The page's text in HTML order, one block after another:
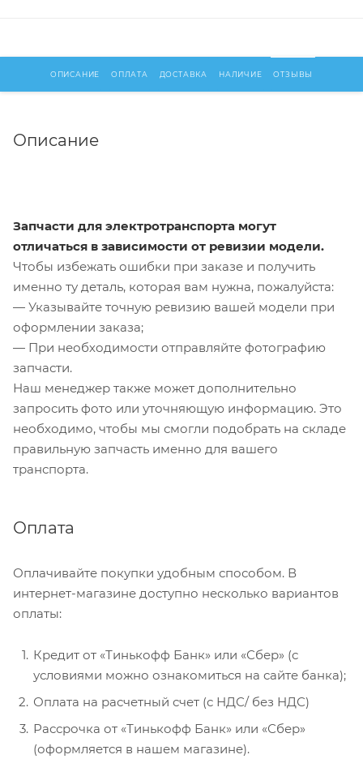
ОПИСАНИЕ ОПЛАТА ДОСТАВКА НАЛИЧИЕ ОТЗЫВЫ
Описание
Запчасти для электротранспорта могут
отличаться в зависимости от ревизии модели.
Чтобы избежать ошибки при заказе и получить
именно ту деталь, которая вам нужна, пожалуйста:
— Указывайте точную ревизию вашей модели при
оформлении заказа;
— При необходимости отправляйте фотографию
запчасти.
Наш менеджер также может дополнительно
запросить фото или уточняющую информацию. Это
необходимо, чтобы мы смогли подобрать на складе
правильную запчасть именно для вашего
транспорта.
Оплата
Оплачивайте покупки удобным способом. В
интернет-магазине доступно несколько вариантов
оплаты:
Кредит от «Тинькофф Банк» или «Сбер» (с
условиями можно ознакомиться на сайте банка);
Оплата на расчетный счет (с НДС/ без НДС)
Рассрочка от «Тинькофф Банк» или «Сбер»
(оформляется в нашем магазине).